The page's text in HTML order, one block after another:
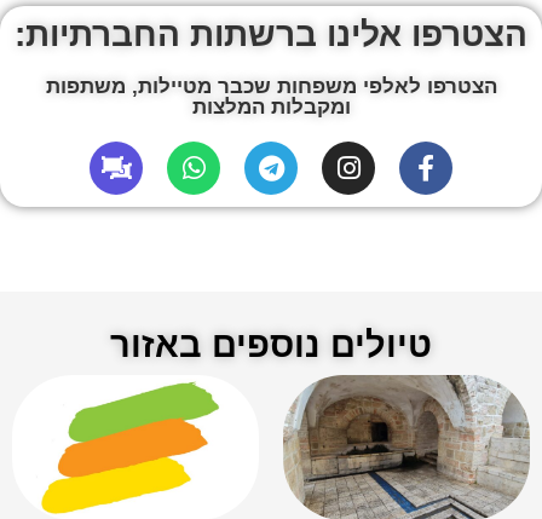
הצטרפו אלינו ברשתות החברתיות:
הצטרפו לאלפי משפחות שכבר מטיילות, משתפות
ומקבלות המלצות
טיולים נוספים באזור